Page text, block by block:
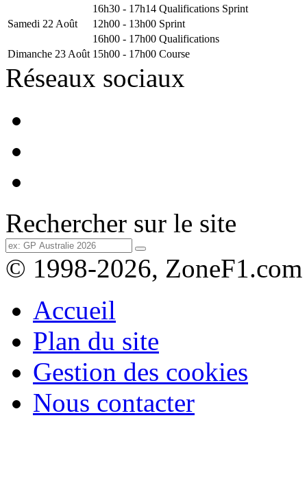
16h30 - 17h14 Qualifications Sprint
Samedi 22 Août
12h00 - 13h00 Sprint
16h00 - 17h00 Qualifications
Dimanche 23 Août 15h00 - 17h00 Course
Réseaux sociaux
Rechercher sur le site
© 1998-2026, ZoneF1.com
Accueil
Plan du site
Gestion des cookies
Nous contacter